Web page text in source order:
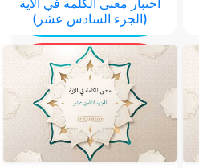
اختبار معنى الكلمة في الآية
(الجزء السادس عشر)